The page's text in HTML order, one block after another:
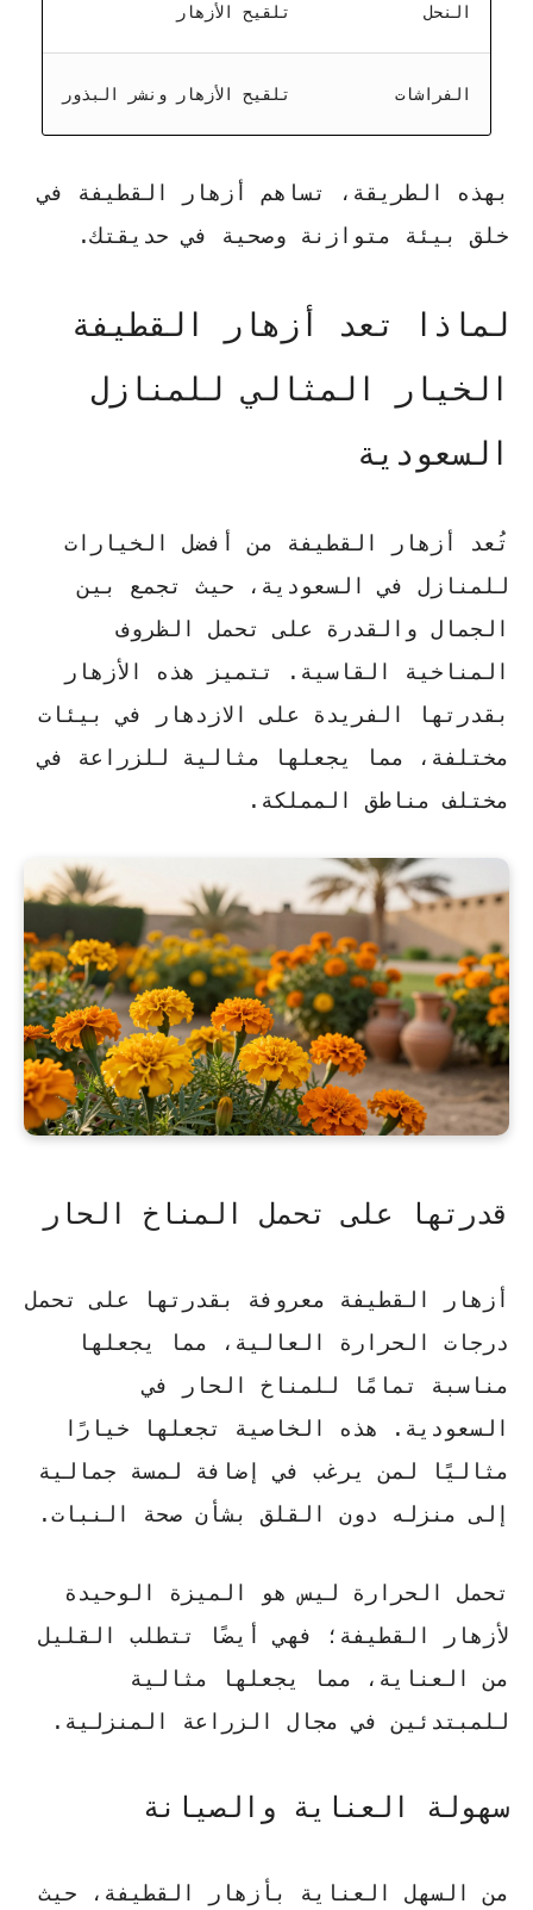
النحل تلقيح الأزهار
الفراشات تلقيح الأزهار ونشر البذور
بهذه الطريقة، تساهم أزهار القطيفة في
خلق بيئة متوازنة وصحية في حديقتك.
لماذا تعد أزهار القطيفة
الخيار المثالي للمنازل
السعودية
تُعد أزهار القطيفة من أفضل الخيارات
للمنازل في السعودية، حيث تجمع بين
الجمال والقدرة على تحمل الظروف
المناخية القاسية. تتميز هذه الأزهار
بقدرتها الفريدة على الازدهار في بيئات
مختلفة، مما يجعلها مثالية للزراعة في
مختلف مناطق المملكة.
قدرتها على تحمل المناخ الحار
أزهار القطيفة معروفة بقدرتها على تحمل
درجات الحرارة العالية، مما يجعلها
مناسبة تمامًا للمناخ الحار في
السعودية. هذه الخاصية تجعلها خيارًا
مثاليًا لمن يرغب في إضافة لمسة جمالية
إلى منزله دون القلق بشأن صحة النبات.
تحمل الحرارة ليس هو الميزة الوحيدة
لأزهار القطيفة؛ فهي أيضًا تتطلب القليل
من العناية، مما يجعلها مثالية
للمبتدئين في مجال الزراعة المنزلية.
سهولة العناية والصيانة
من السهل العناية بأزهار القطيفة، حيث